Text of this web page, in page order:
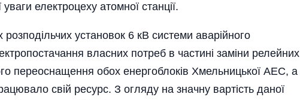
електроцеху атомної станції.
розподільчих установок 6 кВ системи аварійного
власних потреб в частині заміни релейних
переоснащення обох енергоблоків Хмельницької АЕС, а
свій ресурс. З огляду на значну вартість даної